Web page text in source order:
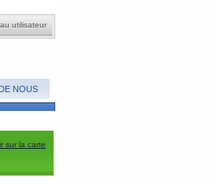
utilisateur
NOUS
sur la carte